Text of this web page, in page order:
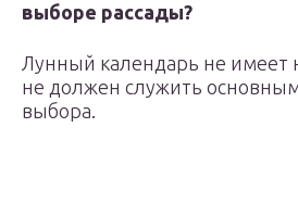
выборе рассады?
Лунный календарь не имеет
не должен служить
выбора.